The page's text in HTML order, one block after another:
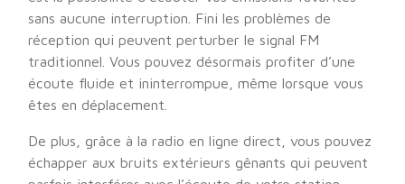
sans aucune interruption. Fini les problèmes de
réception qui peuvent perturber le signal FM
traditionnel. Vous pouvez désormais profiter d’une
écoute fluide et ininterrompue, même lorsque vous
êtes en déplacement.
De plus, grâce à la radio en ligne direct, vous pouvez
échapper aux bruits extérieurs gênants qui peuvent